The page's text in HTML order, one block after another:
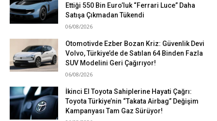
Ettiği 550 Bin Euro’luk “Ferrari Luce” Daha
Satışa Çıkmadan Tükendi
06/08/2026
Otomotivde Ezber Bozan Kriz: Güvenlik Devi
Volvo, Türkiye’de de Satılan 64 Binden Fazla
SUV Modelini Geri Çağırıyor!
06/08/2026
İkinci El Toyota Sahiplerine Hayati Çağrı:
Toyota Türkiye’nin “Takata Airbag” Değişim
Kampanyası Tam Gaz Sürüyor!